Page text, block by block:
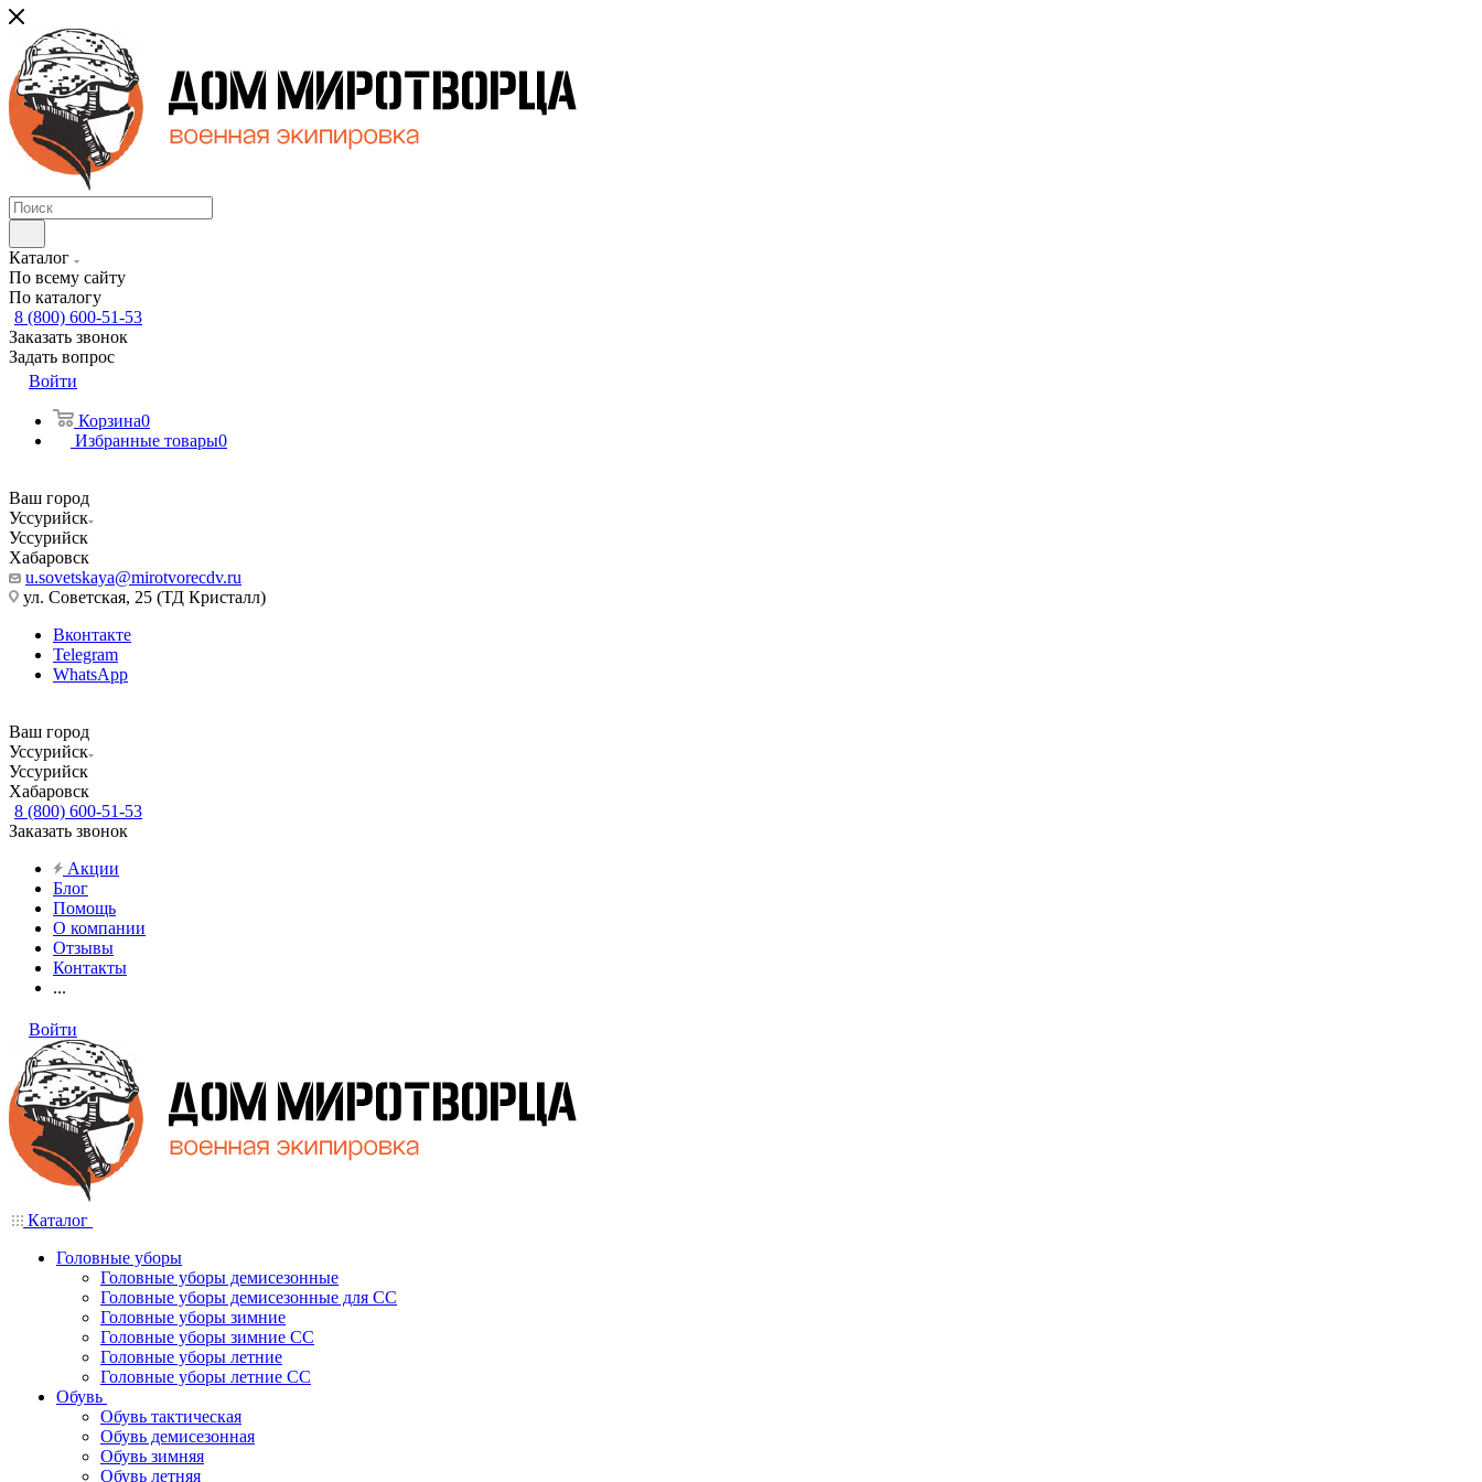
Каталог
По всему сайту
По каталогу
8 (800) 600-51-53
Заказать звонок
Задать вопрос
Войти
Корзина0
Избранные товары0
Ваш город
Уссурийск
Уссурийск
Хабаровск
u.sovetskaya@mirotvorecdv.ru
ул. Советская, 25 (ТД Кристалл)
Вконтакте
Telegram
WhatsApp
Ваш город
Уссурийск
Уссурийск
Хабаровск
8 (800) 600-51-53
Заказать звонок
Акции
Блог
Помощь
О компании
Отзывы
Контакты
...
Войти
Каталог
Головные уборы
Головные уборы демисезонные
Головные уборы демисезонные для СС
Головные уборы зимние
Головные уборы зимние СС
Головные уборы летние
Головные уборы летние СС
Обувь
Обувь тактическая
Обувь демисезонная
Обувь зимняя
Обувь летняя